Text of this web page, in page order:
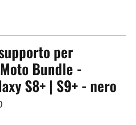
per
Bundle -
S8+ | S9+ - nero